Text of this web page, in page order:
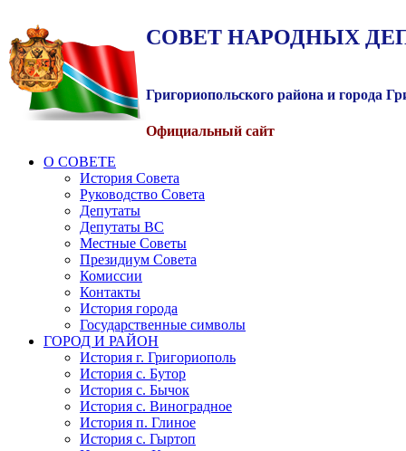
СОВЕТ НАРОДНЫХ
Григориопольского района и города
Официальный сайт
О СОВЕТЕ
История Совета
Руководство Совета
Депутаты
Депутаты ВС
Местные Советы
Президиум Совета
Комиссии
Контакты
История города
Государственные символы
ГОРОД И РАЙОН
История г. Григориополь
История с. Бутор
История с. Бычок
История с. Виноградное
История п. Глиное
История с. Гыртоп